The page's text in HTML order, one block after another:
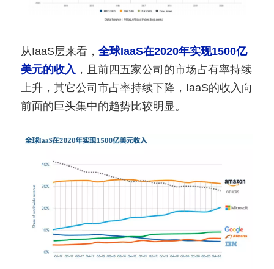
从IaaS层来看， 全球IaaS在2020年实现1500亿
美元的收入 ，且前四五家公司的市场占有率持续
上升，其它公司市占率持续下降，IaaS的收入向
前面的巨头集中的趋势比较明显。